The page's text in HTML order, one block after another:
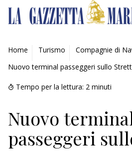
AMBIENTE
MOBILITÀ
INDUSTRIA
RICERCA
ECONOMIA
Home Turismo
Compagnie di
Nuovo terminal passeggeri sullo
Tempo per la lettura: 2 minuti
Nuovo
passeggeri